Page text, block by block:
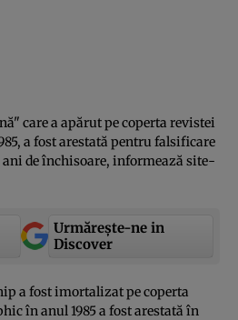
care a apărut pe coperta revistei
a fost arestată pentru falsificare
de închisoare, informează site-
Urmărește-ne in
Discover
a fost imortalizat pe coperta
în anul 1985 a fost arestată în